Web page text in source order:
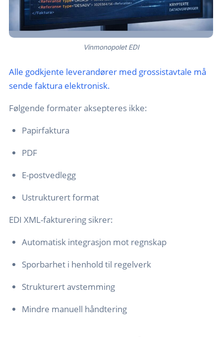
Vinmonopolet EDI
Alle godkjente leverandører med grossistavtale må
sende faktura elektronisk.
Følgende formater aksepteres ikke:
Papirfaktura
PDF
E-postvedlegg
Ustrukturert format
EDI XML-fakturering sikrer:
Automatisk integrasjon mot regnskap
Sporbarhet i henhold til regelverk
Strukturert avstemming
Mindre manuell håndtering